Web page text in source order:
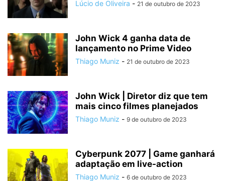
Lúcio de Oliveira - 21 de outubro de 2023
John Wick 4 ganha data de
lançamento no Prime Video
Thiago Muniz - 21 de outubro de 2023
John Wick | Diretor diz que tem
mais cinco filmes planejados
Thiago Muniz - 9 de outubro de 2023
Cyberpunk 2077 | Game ganhará
adaptação em live-action
Thiago Muniz - 6 de outubro de 2023